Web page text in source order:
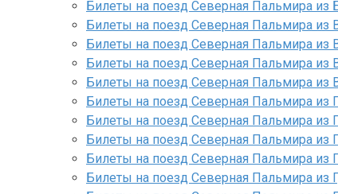
Билеты на поезд Северная Пальмира из
Билеты на поезд Северная Пальмира из
Билеты на поезд Северная Пальмира из
Билеты на поезд Северная Пальмира из
Билеты на поезд Северная Пальмира из
Билеты на поезд Северная Пальмира из
Билеты на поезд Северная Пальмира из
Билеты на поезд Северная Пальмира из
Билеты на поезд Северная Пальмира из
Билеты на поезд Северная Пальмира из